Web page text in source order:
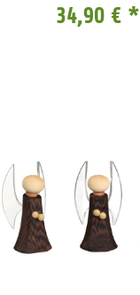
34,90 € *